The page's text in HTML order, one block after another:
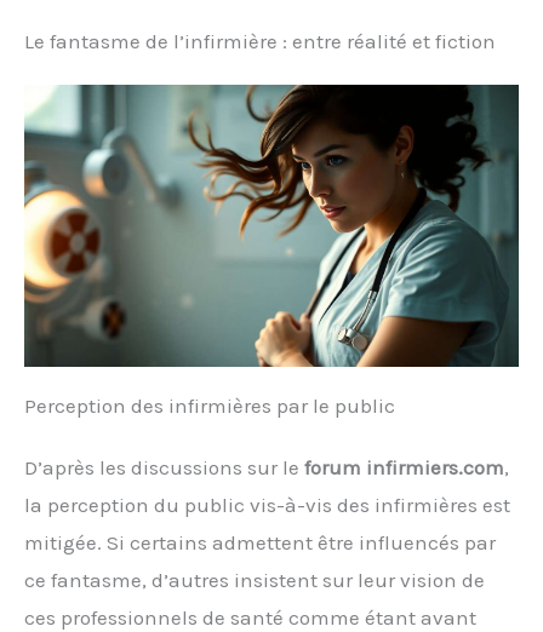
Le fantasme de l’infirmière : entre réalité et fiction
Perception des infirmières par le public
D’après les discussions sur le forum infirmiers.com,
la perception du public vis-à-vis des infirmières est
mitigée. Si certains admettent être influencés par
ce fantasme, d’autres insistent sur leur vision de
ces professionnels de santé comme étant avant